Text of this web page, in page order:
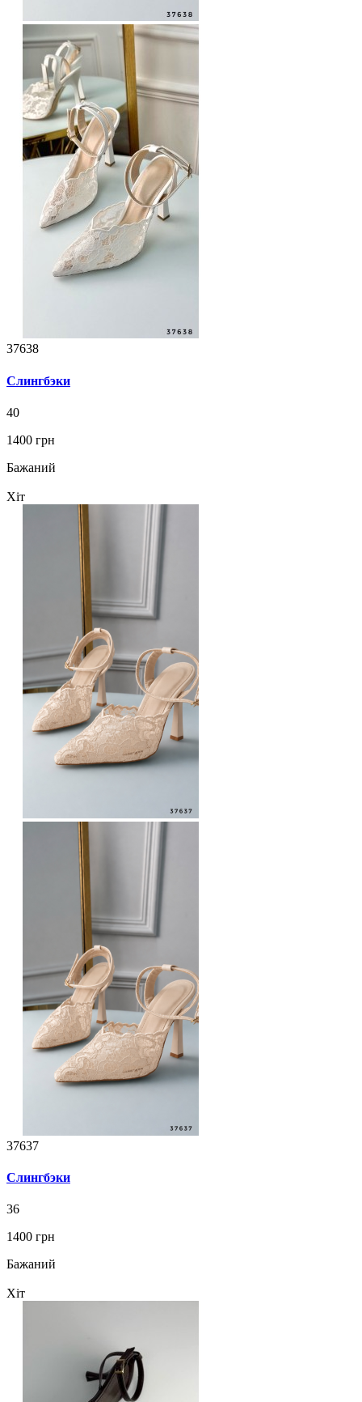
37638
Слингбэки
40
1400 грн
Бажаний
Хіт
37637
Слингбэки
36
1400 грн
Бажаний
Хіт